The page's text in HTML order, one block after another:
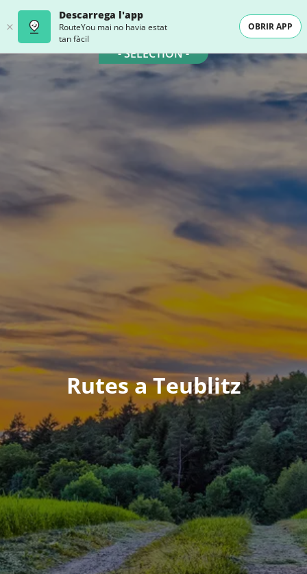
Descarrega l'app
RouteYou mai no havia estat
tan fàcil
OBRIR APP
- SELECTION -
Rutes a Teublitz